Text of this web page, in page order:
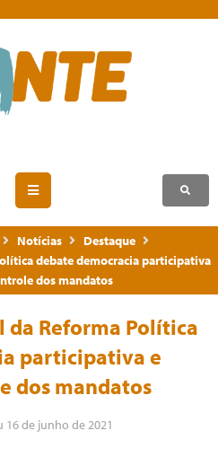
Notícias
Destaque
debate democracia participativa
dos mandatos
da Reforma Política
participativa e
dos mandatos
16 de junho de 2021